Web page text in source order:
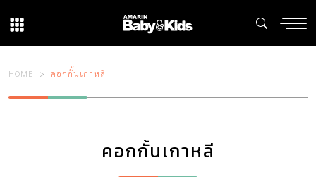
HOME คอกกั้นเกาหลี
คอกกั้นเกาหลี